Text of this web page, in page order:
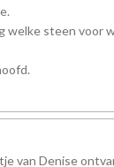
welke steen voor
van Denise